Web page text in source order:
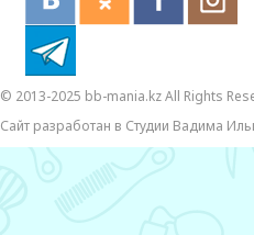
© 2013-2025 bb-mania.kz All Rights
Сайт разработан в Студии Вадима